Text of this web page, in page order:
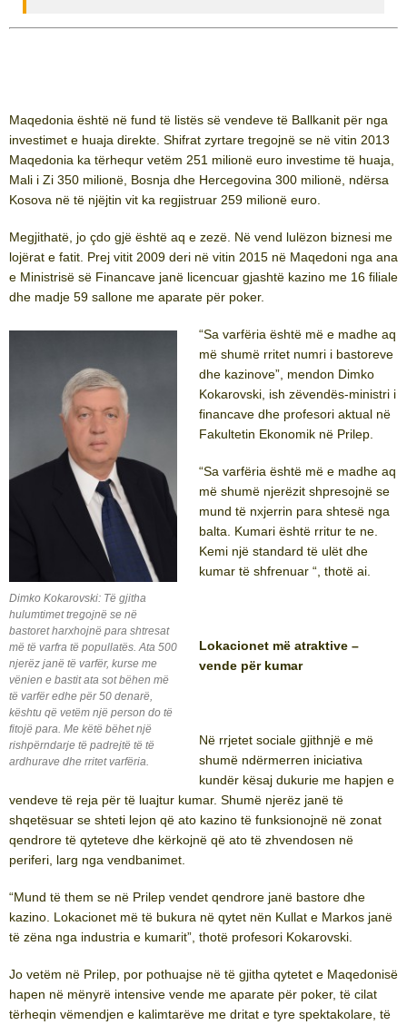
Maqedonia është në fund të listës së vendeve të Ballkanit për nga
investimet e huaja direkte. Shifrat zyrtare tregojnë se në vitin 2013
Maqedonia ka tërhequr vetëm 251 milionë euro investime të huaja,
Mali i Zi 350 milionë, Bosnja dhe Hercegovina 300 milionë, ndërsa
Kosova në të njëjtin vit ka regjistruar 259 milionë euro.
Megjithatë, jo çdo gjë është aq e zezë. Në vend lulëzon biznesi me
lojërat e fatit. Prej vitit 2009 deri në vitin 2015 në Maqedoni nga ana
e Ministrisë së Financave janë licencuar gjashtë kazino me 16 filiale
dhe madje 59 sallone me aparate për poker.
Dimko Kokarovski: Të gjitha
hulumtimet tregojnë se në
bastoret harxhojnë para shtresat
më të varfra të popullatës. Ata 500
njerëz janë të varfër, kurse me
vënien e bastit ata sot bëhen më
të varfër edhe për 50 denarë,
kështu që vetëm një person do të
fitojë para. Me këtë bëhet një
rishpërndarje të padrejtë të të
ardhurave dhe rritet varfëria.
“Sa varfëria është më e madhe aq
më shumë rritet numri i bastoreve
dhe kazinove”, mendon Dimko
Kokarovski, ish zëvendës-ministri i
financave dhe profesori aktual në
Fakultetin Ekonomik në Prilep.
“Sa varfëria është më e madhe aq
më shumë njerëzit shpresojnë se
mund të nxjerrin para shtesë nga
balta. Kumari është rritur te ne.
Kemi një standard të ulët dhe
kumar të shfrenuar “, thotë ai.
Lokacionet më atraktive –
vende për kumar
Në rrjetet sociale gjithnjë e më
shumë ndërmerren iniciativa
kundër kësaj dukurie me hapjen e
vendeve të reja për të luajtur kumar. Shumë njerëz janë të
shqetësuar se shteti lejon që ato kazino të funksionojnë në zonat
qendrore të qyteteve dhe kërkojnë që ato të zhvendosen në
periferi, larg nga vendbanimet.
“Mund të them se në Prilep vendet qendrore janë bastore dhe
kazino. Lokacionet më të bukura në qytet nën Kullat e Markos janë
të zëna nga industria e kumarit”, thotë profesori Kokarovski.
Jo vetëm në Prilep, por pothuajse në të gjitha qytetet e Maqedonisë
hapen në mënyrë intensive vende me aparate për poker, të cilat
tërheqin vëmendjen e kalimtarëve me dritat e tyre spektakolare, të